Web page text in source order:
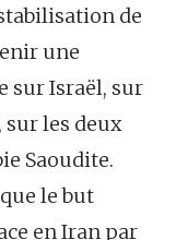
de
une
sur Israël, sur
les deux
Saoudite.
le but
en Iran par